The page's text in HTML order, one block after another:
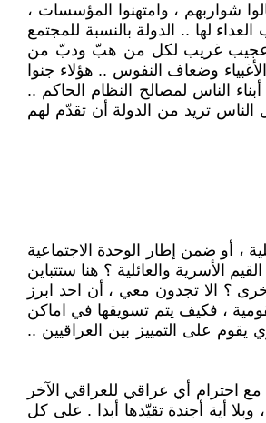
شواربهم ، وامتهنوا المؤسسات ،
لها .. الدولة بالنسبة للمجتمع
عجيب غريب لكل من هبّ ودبّ من
وضعاف النفوس .. هؤلاء جنوا
الناس لمصالح النظام الحاكم ..
تريد من الدولة أن تقدّم لهم
، أو ضمن إطار الوحدة الاجتماعية
الأسرية والعائلية ؟ هنا ستتباين
؟ الا تجدون معي ، أن احد ابرز
، فكيف يتم تسويقها في اماكن
على التمييز بين العراقيين ..
مع احترام أي عراقي للعراقي الآخر
أية أجندة تقيّدها أبدا . على كل